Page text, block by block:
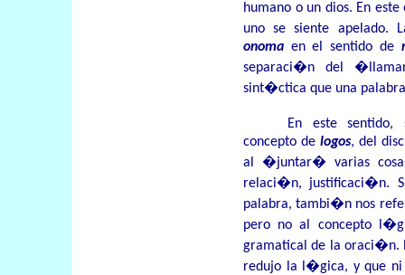
humano o un dios. En
uno se siente apelado.
onoma en el sentido de
separaci�n del
sint�ctica que una
En este
concepto de logos, del
al �juntar� varias
relaci�n, justificaci�n.
palabra, tambi�n nos
pero no al concepto
gramatical de la oraci�n.
redujo la l�gica, y que